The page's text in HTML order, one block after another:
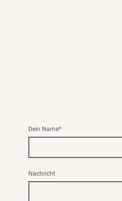
Dein Name*
Nachricht